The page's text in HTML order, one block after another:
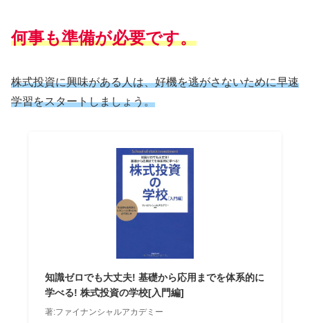
何事も準備が必要です。
株式投資に興味がある人は、好機を逃がさないために早速
学習をスタートしましょう。
知識ゼロでも大丈夫! 基礎から応用までを体系的に
学べる! 株式投資の学校[入門編]
著:ファイナンシャルアカデミー